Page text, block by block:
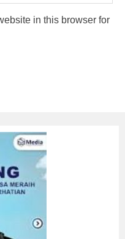
in this browser for